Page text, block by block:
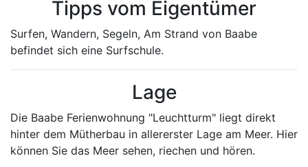
Tipps vom Eigentümer
Surfen, Wandern, Segeln, Am Strand von Baabe
befindet sich eine Surfschule.
Lage
Die Baabe Ferienwohnung "Leuchtturm" liegt direkt
hinter dem Mütherbau in allererster Lage am Meer. Hier
können Sie das Meer sehen, riechen und hören.